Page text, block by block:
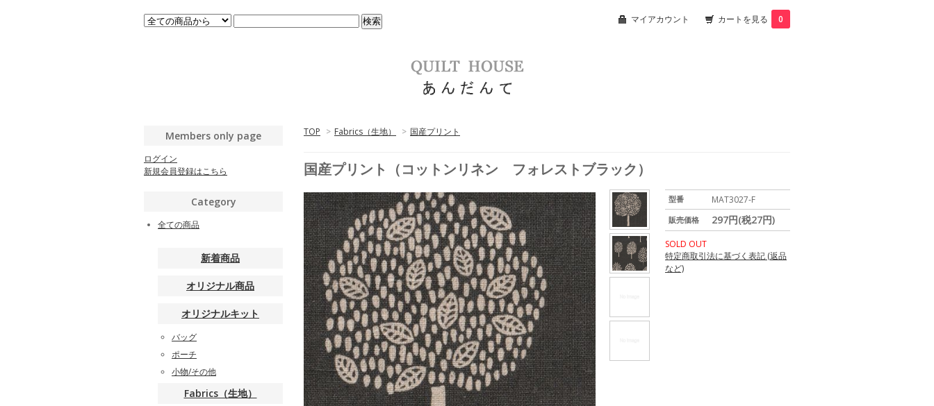
マイアカウント カートを見る 0
TOP > Fabrics（生地） > 国産プリント
国産プリント（コットンリネン フォレストブラック）
型番 MAT3027-F
販売価格 297円(税27円)
SOLD OUT
特定商取引法に基づく表記 (返品
など)
Members only page
ログイン
新規会員登録はこちら
Category
全ての商品
新着商品
オリジナル商品
オリジナルキット
バッグ
ポーチ
小物/その他
Fabrics（生地）